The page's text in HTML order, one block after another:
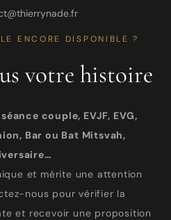
ENCORE DISPONIBLE ?
votre histoire
couple, EVJF, EVG,
Bar ou Bat Mitsvah,
et mérite une attention
nous pour vérifier la
et recevoir une proposition